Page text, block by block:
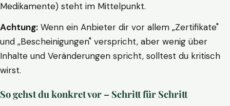
Medikamente) steht im Mittelpunkt.
Achtung: Wenn ein Anbieter dir vor allem „Zertifikate"
und „Bescheinigungen" verspricht, aber wenig über
Inhalte und Veränderungen spricht, solltest du kritisch
wirst.
So gehst du konkret vor – Schritt für Schritt